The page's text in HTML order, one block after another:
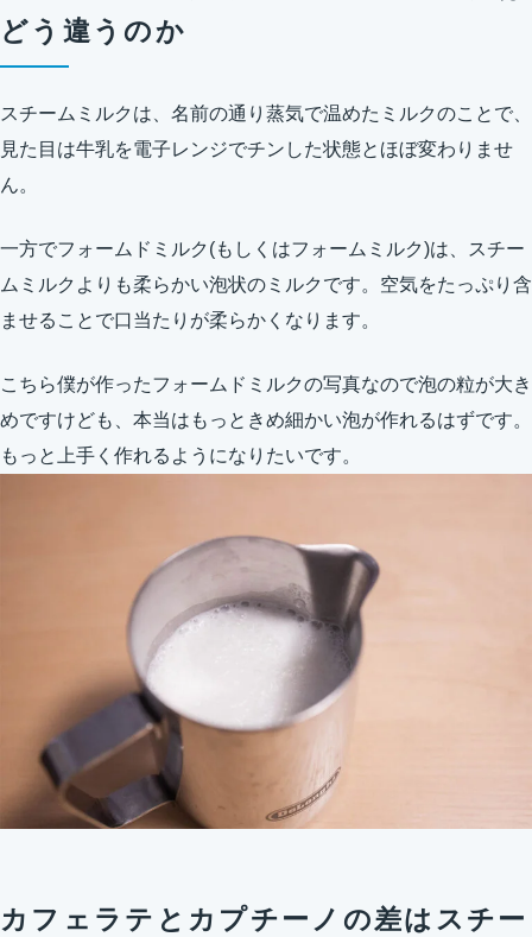
どう違うのか
スチームミルクは、名前の通り蒸気で温めたミルクのことで、
見た目は牛乳を電子レンジでチンした状態とほぼ変わりませ
ん。
一方でフォームドミルク(もしくはフォームミルク)は、スチー
ムミルクよりも柔らかい泡状のミルクです。空気をたっぷり含
ませることで口当たりが柔らかくなります。
こちら僕が作ったフォームドミルクの写真なので泡の粒が大き
めですけども、本当はもっときめ細かい泡が作れるはずです。
もっと上手く作れるようになりたいです。
カフェラテとカプチーノの差はスチー